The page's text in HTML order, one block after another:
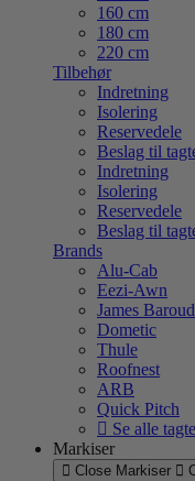
160 cm
180 cm
220 cm
Tilbehør
Indretning
Isolering
Reservedele
Beslag til
Indretning
Isolering
Reservedele
Beslag til
Brands
Alu-Cab
Eezi-Awn
James Baroud
Dometic
Thule
Roofnest
ARB
Quick Pitch
Se alle
Markiser
Close Markiser